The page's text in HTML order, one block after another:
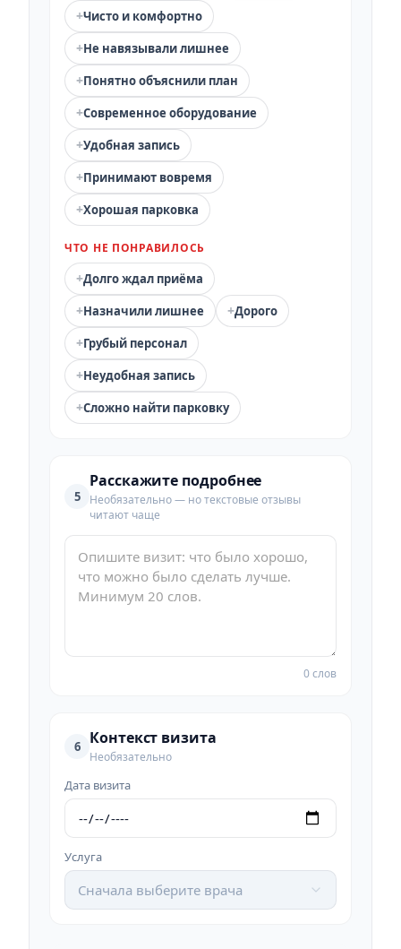
+Чисто и комфортно
+Не навязывали лишнее
+Понятно объяснили план
+Современное оборудование
+Удобная запись
+Принимают вовремя
+Хорошая парковка
ЧТО НЕ ПОНРАВИЛОСЬ
+Долго ждал приёма
+Назначили лишнее +Дорого
+Грубый персонал
+Неудобная запись
+Сложно найти парковку
5
Расскажите подробнее
Необязательно — но текстовые отзывы
читают чаще
0 слов
6 Контекст визита
Необязательно
Дата визита
Услуга
Сначала выберите врача